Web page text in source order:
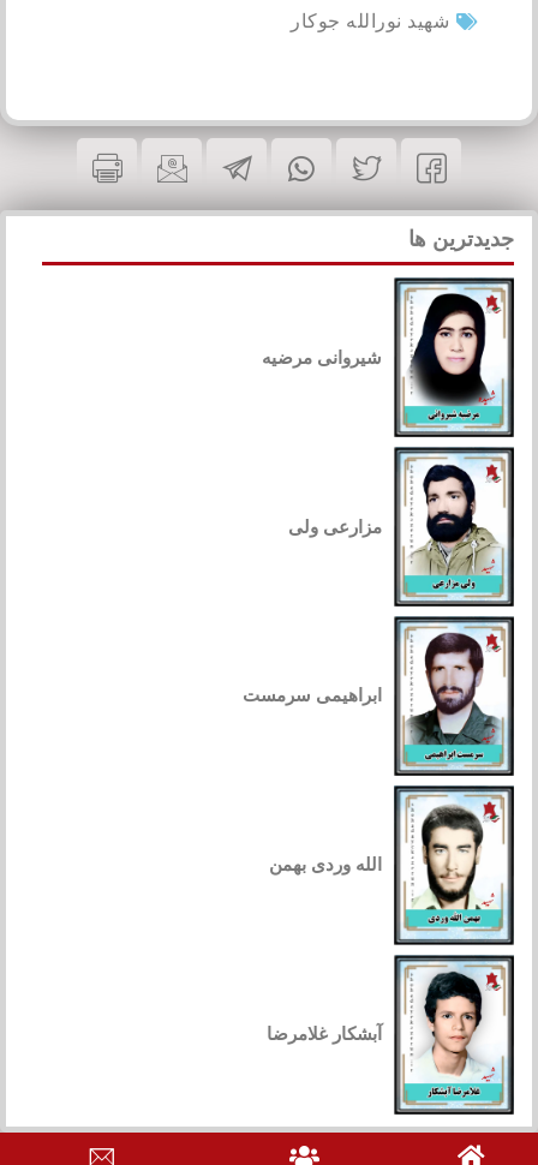
شهید نورالله جوکار
جدیدترین ها
شیروانی مرضیه
مزارعی ولی
ابراهیمی سرمست
الله وردی بهمن
آبشکار غلامرضا